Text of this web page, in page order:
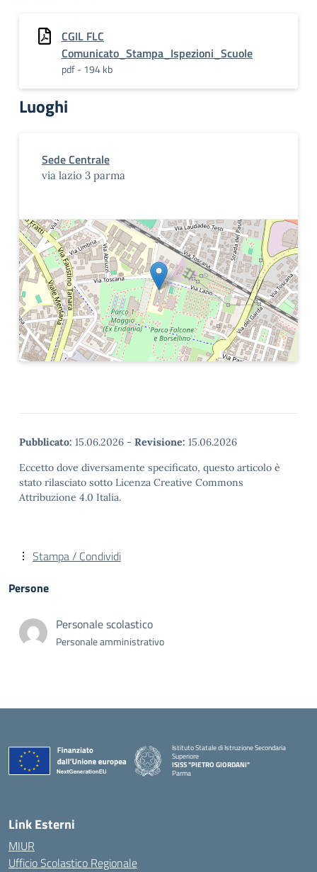
CGIL FLC
Comunicato_Stampa_Ispezioni_Scuole
pdf - 194 kb
Luoghi
Sede Centrale
via lazio 3 parma
Pubblicato: 15.06.2026 - Revisione: 15.06.2026
Eccetto dove diversamente specificato, questo articolo è
stato rilasciato sotto Licenza Creative Commons
Attribuzione 4.0 Italia.
Stampa / Condividi
Persone
Personale scolastico
Personale amministrativo
Istituto Statale di Istruzione Secondaria
Superiore
ISISS "PIETRO GIORDANI"
Parma
Link Esterni
MIUR
Ufficio Scolastico Regionale